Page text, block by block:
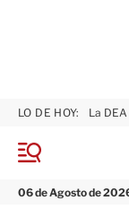
M
n
06 de Agosto de
LO DE HOY: La